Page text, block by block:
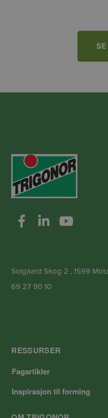
Solgaard Skog 2 , 1599
69 27 90 10
RESSURSER
Fagartikler
Inspirasjon til forming